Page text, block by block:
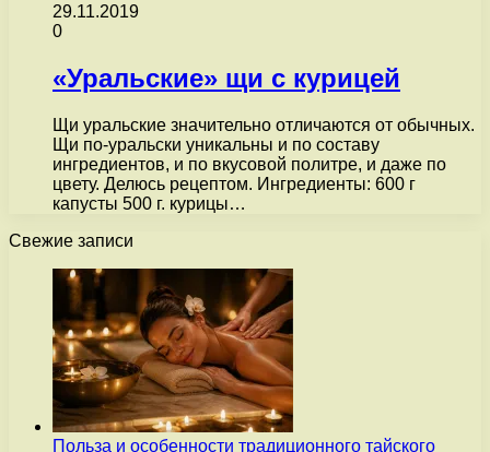
29.11.2019
0
«Уральские» щи с курицей
Щи уральские значительно отличаются от обычных.
Щи по-уральски уникальны и по составу
ингредиентов, и по вкусовой политре, и даже по
цвету. Делюсь рецептом. Ингредиенты: 600 г
капусты 500 г. курицы…
Свежие записи
Польза и особенности традиционного тайского